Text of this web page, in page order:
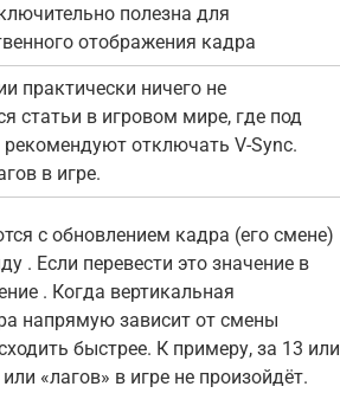
полезна для
отображения кадра
практически ничего не
статьи в игровом мире, где под
отключать V-Sync.
в игре.
с обновлением кадра (его смене)
. Если перевести это значение в
. Когда вертикальная
напрямую зависит от смены
быстрее. К примеру, за 13 или
«лагов» в игре не произойдёт.